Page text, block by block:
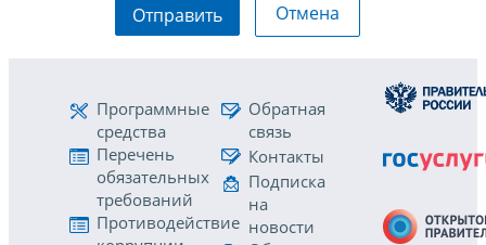
Отправить Отмена
Программные
средства
Перечень
обязательных
требований
Противодействие
Обратная
связь
Контакты
Подписка
на
новости